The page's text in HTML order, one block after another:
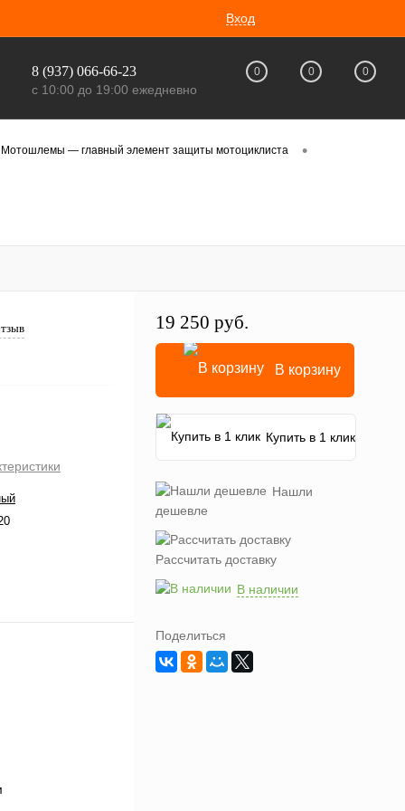
Вход
8 (937) 066-66-23
с 10:00 до 19:00 ежедневно
0 0 0
Мотошлемы — главный элемент защиты мотоциклиста •
19 250 руб.
В корзину
Купить в 1 клик
Нашли
дешевле
Рассчитать доставку
В наличии
Поделиться